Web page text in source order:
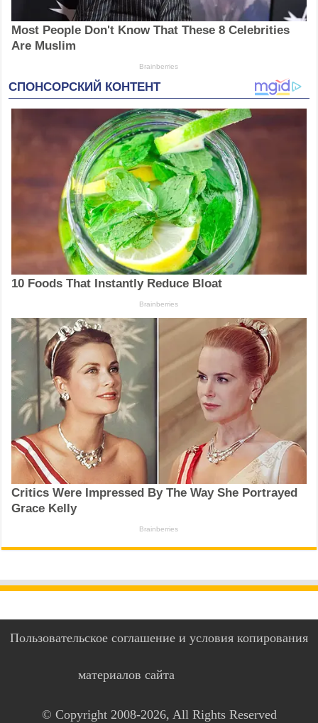
Пользовательское соглашение и условия копирования
материалов сайта
© Copyright 2008-2026, All Rights Reserved